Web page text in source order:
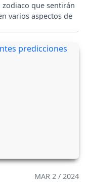
zodiaco que sentirán
varios aspectos de
MAR 2 / 2024